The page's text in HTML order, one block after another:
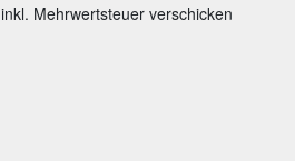
inkl. Mehrwertsteuer verschicken